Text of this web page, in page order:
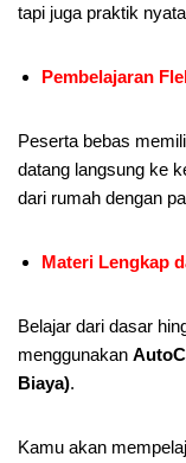
tapi juga praktik
Pembelajaran
Peserta bebas
datang langsung ke
dari rumah dengan
Materi Lengkap
Belajar dari dasar
menggunakan
Biaya).
Kamu akan